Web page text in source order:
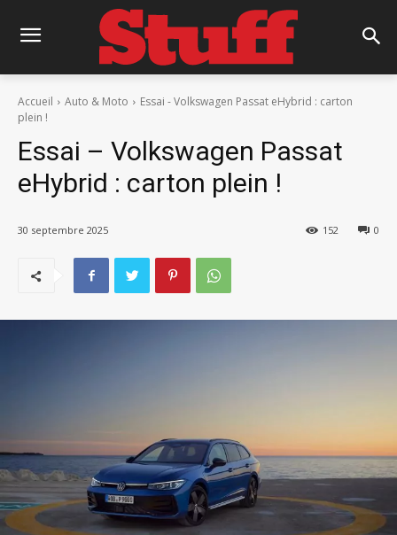
Accueil Auto & Moto
Essai - Volkswagen Passat eHybrid : carton
plein !
Essai – Volkswagen Passat
eHybrid : carton plein !
30 septembre 2025 0
152